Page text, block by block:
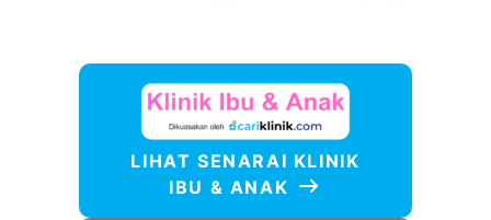
LIHAT SENARAI KLINIK
IBU & ANAK